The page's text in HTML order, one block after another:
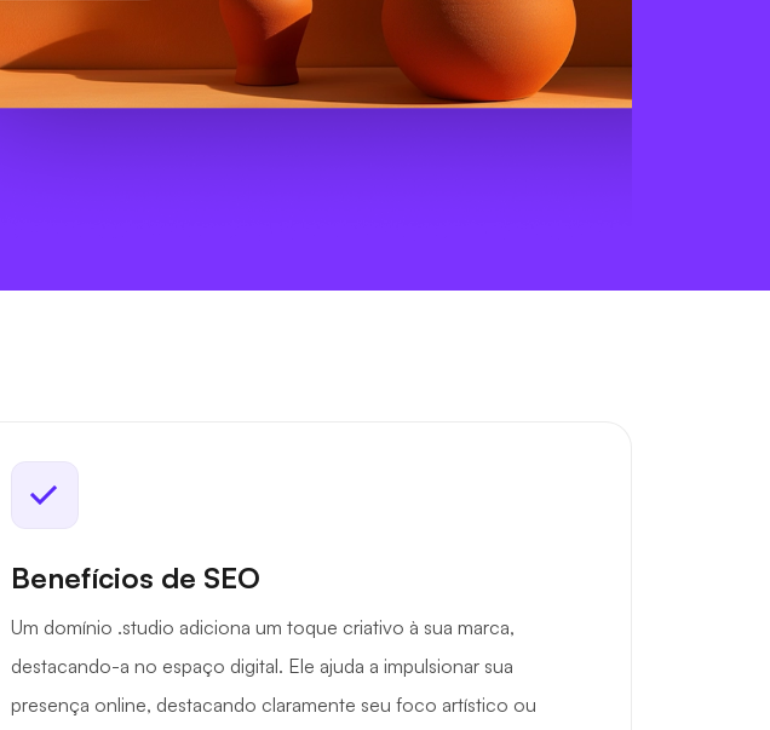
Benefícios de SEO
Um domínio .studio adiciona um toque criativo à sua marca,
destacando-a no espaço digital. Ele ajuda a impulsionar sua
presença online, destacando claramente seu foco artístico ou